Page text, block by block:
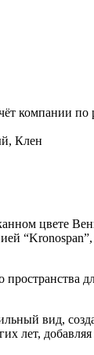
компании
Клен
цвете
вид,
лет,